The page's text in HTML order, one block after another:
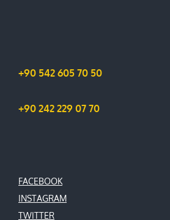
+90 542 605 70 50
+90 242 229 07 70
FACEBOOK
INSTAGRAM
TWITTER